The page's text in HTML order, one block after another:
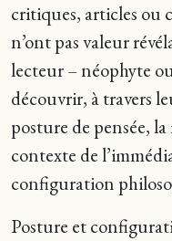
critiques, articles ou
n’ont pas valeur
lecteur – néophyte
découvrir, à travers
posture de pensée,
contexte de
configuration
Posture et